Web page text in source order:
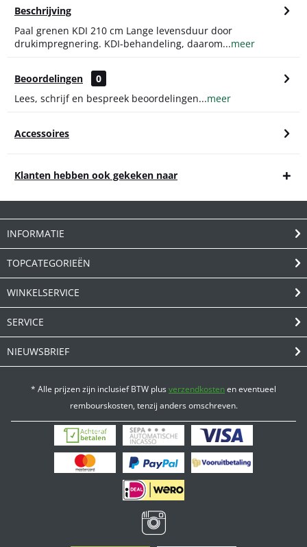
Beschrijving
Paal grenen KDI 210 cm Lange levensduur door
drukimpregnering. KDI-behandeling, daarom...meer
Beoordelingen
0
Lees, schrijf en bespreek beoordelingen...meer
Accessoires
Klanten hebben ook gekeken naar
INFORMATIE
TOPCATEGORIEËN
WINKELSERVICE
SERVICE
NIEUWSBRIEF
* Alle prijzen zijn inclusief BTW plusverzendkostenen eventueel
rembourskosten, tenzij anders omschreven.